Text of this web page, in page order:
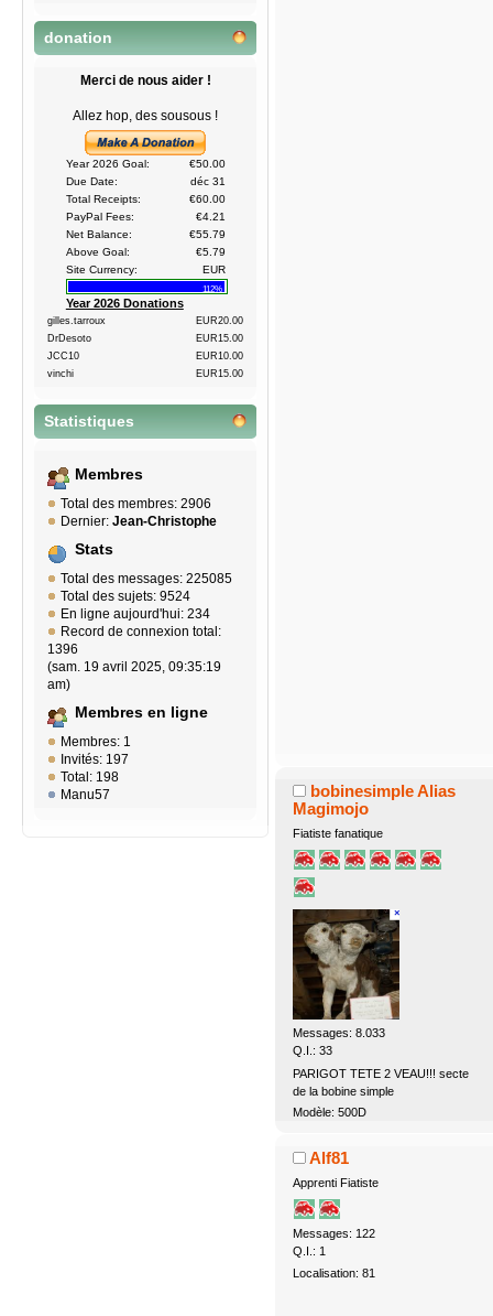
donation
Merci de nous aider !
Allez hop, des sousous !
Year 2026 Goal:
€50.00
Due Date:
déc 31
Total Receipts:
€60.00
PayPal Fees:
€4.21
Net Balance:
€55.79
Above Goal:
€5.79
Site Currency:
EUR
112%
Year 2026 Donations
gilles.tarroux
EUR20.00
DrDesoto
EUR15.00
JCC10
EUR10.00
vinchi
EUR15.00
Statistiques
Membres
Total des membres: 2906
Dernier: Jean-Christophe
Stats
Total des messages: 225085
Total des sujets: 9524
En ligne aujourd'hui: 234
Record de connexion total:
1396
(sam. 19 avril 2025, 09:35:19
am)
Membres en ligne
Membres: 1
Invités: 197
Total: 198
Manu57
bobinesimple Alias
Magimojo
Fiatiste fanatique
Messages: 8.033
Q.I.: 33
PARIGOT TETE 2 VEAU!!! secte
de la bobine simple
Modèle: 500D
Alf81
Apprenti Fiatiste
Messages: 122
Q.I.: 1
Localisation: 81